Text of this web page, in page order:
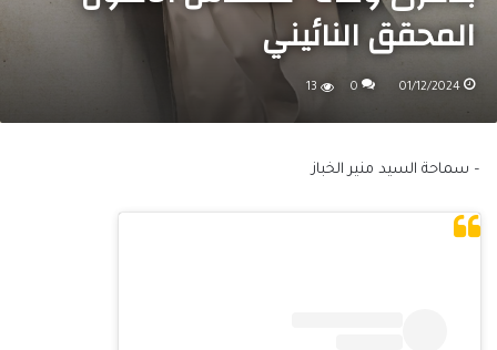
المحقق النائيني
01/12/2024
0
13
– سماحة السيد منير الخباز